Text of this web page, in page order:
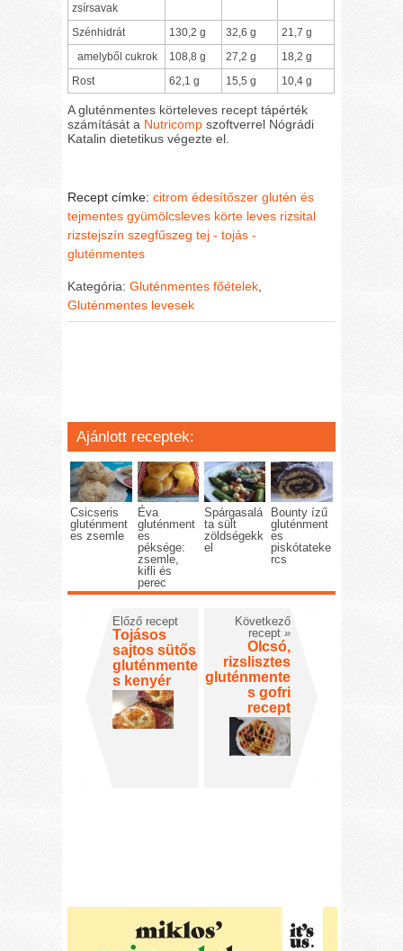
zsírsavak
Szénhidrát 130,2 g 32,6 g
21,7 g
amelyből cukrok
108,8 g 27,2 g
18,2 g
Rost
62,1 g 15,5 g 10,4 g
A gluténmentes körteleves recept tápérték
számítását a Nutricomp szoftverrel Nógrádi
Katalin dietetikus végezte el.
Recept címke:citrom édesítőszer glutén és
tejmentes gyümölcsleves körte leves rizsital
rizstejszín szegfűszeg tej - tojás -
gluténmentes
Kategória:Gluténmentes főételek
Gluténmentes levesek
Ajánlott receptek:
Csicseris
gluténment
es zsemle
Éva
gluténment
es
péksége:
zsemle,
kifli és
perec
Spárgasalá
ta sült
zöldségekk
el
Bounty ízű
gluténment
es
piskótateke
rcs
Előző recept
Tojásos
sajtos sütős
gluténmente
s kenyér
Következő
recept »
Olcsó,
rizslisztes
gluténmente
s gofri
recept